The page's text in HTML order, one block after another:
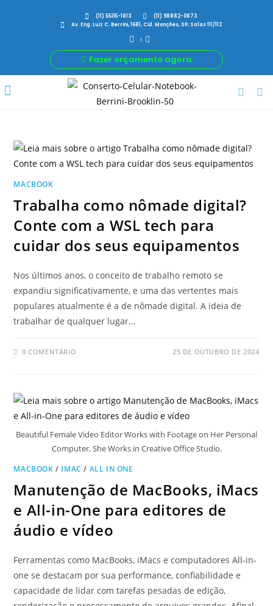
(11) 5505-1813
(11) 98882-0873
Av. Eng. Luiz C. Berrini, 1681, Cid. Monções, SP, Salas 111/112
Fazer orçamento agora
MACBOOK
Trabalha como nômade digital?
Conte com a WSL tech para
cuidar dos seus equipamentos
Nos últimos anos, o conceito de trabalho remoto se
expandiu significativamente, e uma das vertentes mais
populares atualmente é a de nômade digital. A ideia de
trabalhar de qualquer lugar…
0 COMENTÁRIO 25 DE OUTUBRO DE 2024
Beautiful Female Video Editor Works with Footage on Her Personal
Computer, She Works in Creative Office Studio.
MACBOOK / IMAC / ALL IN ONE
Manutenção de MacBooks, iMacs
e All-in-One para editores de
áudio e vídeo
Ferramentas como MacBooks, iMacs e computadores All-in-
one se destacam por sua performance, confiabilidade e
capacidade de lidar com tarefas pesadas de edição,